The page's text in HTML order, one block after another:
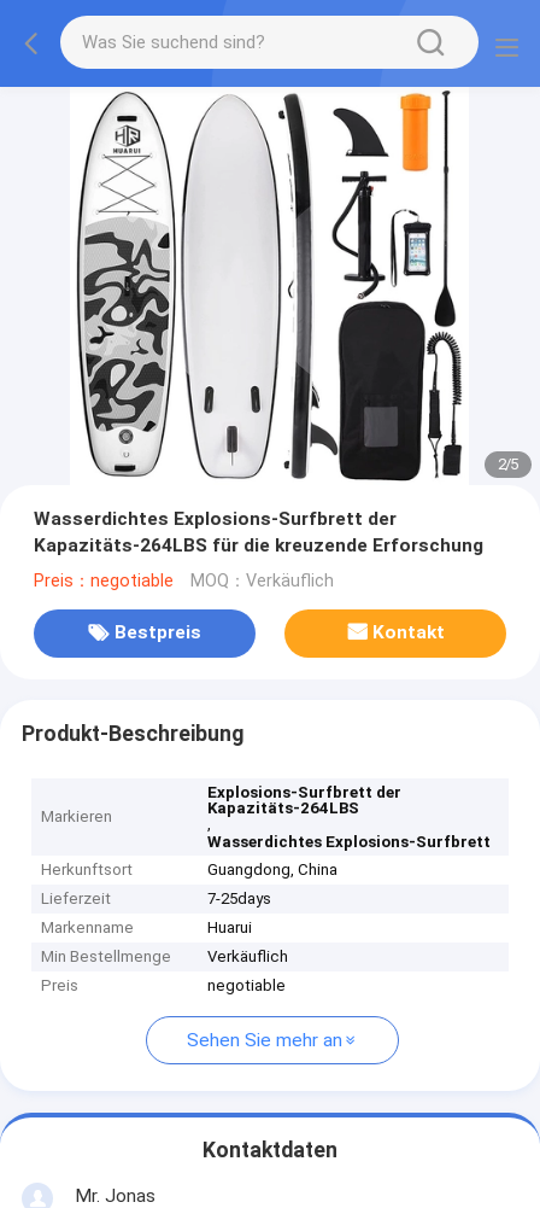
2/5
Wasserdichtes Explosions-Surfbrett der
Kapazitäts-264LBS für die kreuzende Erforschung
Preis：negotiable MOQ：Verkäuflich
Bestpreis Kontakt
Produkt-Beschreibung
Markieren
Explosions-Surfbrett der
Kapazitäts-264LBS
,
Wasserdichtes Explosions-Surfbrett
Herkunftsort
Guangdong, China
Lieferzeit
7-25days
Markenname
Huarui
Min Bestellmenge
Verkäuflich
Preis
negotiable
Sehen Sie mehr an
Kontaktdaten
Mr. Jonas